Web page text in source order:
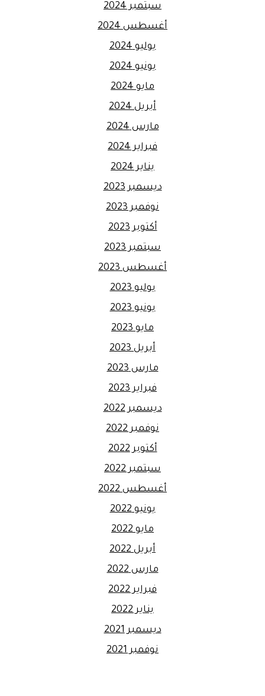
سبتمبر 2024
أغسطس 2024
يوليو 2024
يونيو 2024
مايو 2024
أبريل 2024
مارس 2024
فبراير 2024
يناير 2024
ديسمبر 2023
نوفمبر 2023
أكتوبر 2023
سبتمبر 2023
أغسطس 2023
يوليو 2023
يونيو 2023
مايو 2023
أبريل 2023
مارس 2023
فبراير 2023
ديسمبر 2022
نوفمبر 2022
أكتوبر 2022
سبتمبر 2022
أغسطس 2022
يونيو 2022
مايو 2022
أبريل 2022
مارس 2022
فبراير 2022
يناير 2022
ديسمبر 2021
نوفمبر 2021